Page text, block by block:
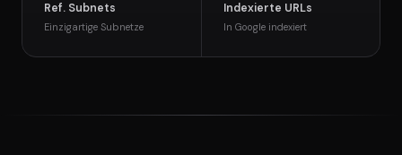
Ref. Subnets
Einzigartige Subnetze
Indexierte URLs
In Google indexiert